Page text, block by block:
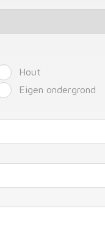
Hout
Eigen ondergrond